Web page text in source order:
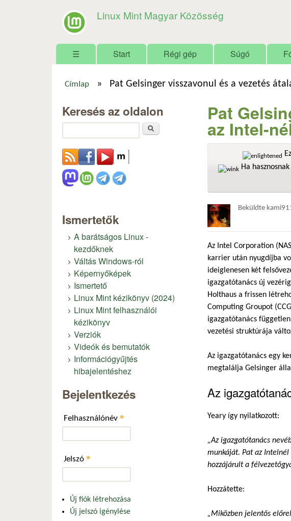
Linux Mint Magyar Közösség
Főmenü
☰ Start Régi gép Súgó
Címlap » Pat Gelsinger visszavonul és a vezetés
Pat
az Intel-
Ha
Beküldte
Az Intel Corporation
karrier után nyugdíjba
ideiglenesen két
igazgatótanács új
Holthaus a frissen
Computing Groupot
igazgatótanács
vezetési struktúrája
Az igazgatótanács egy
megtalálja Gelsinger
Az
Yeary így nyilatkozott:
„Az igazgatótanács
munkáját. Pat az
hozzájárult a
Hozzátette:
„Miközben jelentős
Keresés az oldalon
Ismertetők
A barátságos Linux -
kezdőknek
Váltás Windows-ról
Képernyőképek
Ismertető
Linux Mint kézikönyv (2024)
Linux Mint felhasználói
kézikönyv
Verziók
Videók és bemutatók
Információgyűjtés
hibajelentéshez
Bejelentkezés
Felhasználónév *
Jelszó *
Új fiók létrehozása
Új jelszó igénylése